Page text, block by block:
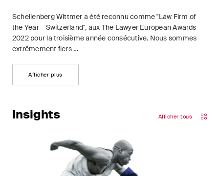
Schellenberg Wittmer a été reconnu comme "Law Firm of
the Year – Switzerland", aux The Lawyer European Awards
2022 pour la troisième année consécutive. Nous sommes
extrêmement fiers …
Afficher plus
Insights Afficher tous